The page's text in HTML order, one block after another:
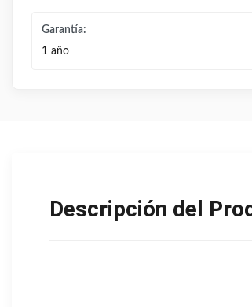
Garantía:
1 año
Descripción del